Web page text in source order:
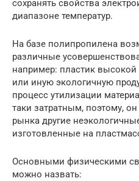
сохранять свойства
диапазоне температур.
На базе полипропилена
различные
например: пластик
или иную экологичную
процесс утилизации
таки затратным, поэтому,
рынка другие
изготовленные на
Основными физическими
можно назвать: